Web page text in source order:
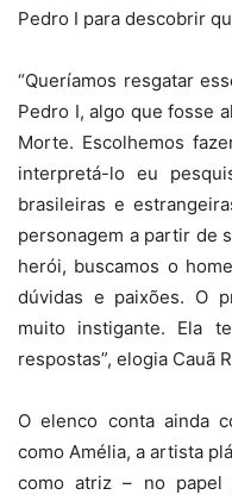
Pedro I para descobrir
“Queríamos resgatar
Pedro I, algo que fosse
Morte. Escolhemos
interpretá-lo eu
brasileiras e
personagem a partir de
herói, buscamos o
dúvidas e paixões. O
muito instigante. Ela
respostas”, elogia Cauã
O elenco conta ainda
como Amélia, a artista
como atriz – no papel